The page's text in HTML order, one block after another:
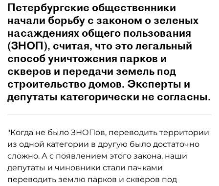
Петербургские общественники
начали борьбу с законом о зеленых
насаждениях общего пользования
(ЗНОП), считая, что это легальный
способ уничтожения парков и
скверов и передачи земель под
строительство домов. Эксперты и
депутаты категорически не согласны.
"Когда не было ЗНОПов, переводить территории
из одной категории в другую было достаточно
сложно. А с появлением этого закона, наши
депутаты и чиновники стали пачками
переводить землю парков и скверов под